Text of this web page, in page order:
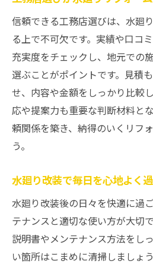
補助金申請時に知って
リフォーム補助金を
池田市の工務店が語
ト
水廻りリフォームの
用法
水廻り改装の成功ポイン
信頼できる工務店を見
水廻り改装で重視した
池田市の実績豊富な工
口コミで評判の水廻
水廻りリフォームの相
信頼できる工務店選びは、水廻
る上で不可欠です。実績や口コ
充実度をチェックし、地元での
選ぶことがポイントです。見積
せ、内容や金額をしっかり比較
応や提案力も重要な判断材料と
頼関係を築き、納得のいくリフ
う。
水廻り改装で毎日を心地よく
水廻り改装後の日々を快適に過
テナンスと適切な使い方が大切
説明書やメンテナンス方法をし
い箇所はこまめに清掃しましょ